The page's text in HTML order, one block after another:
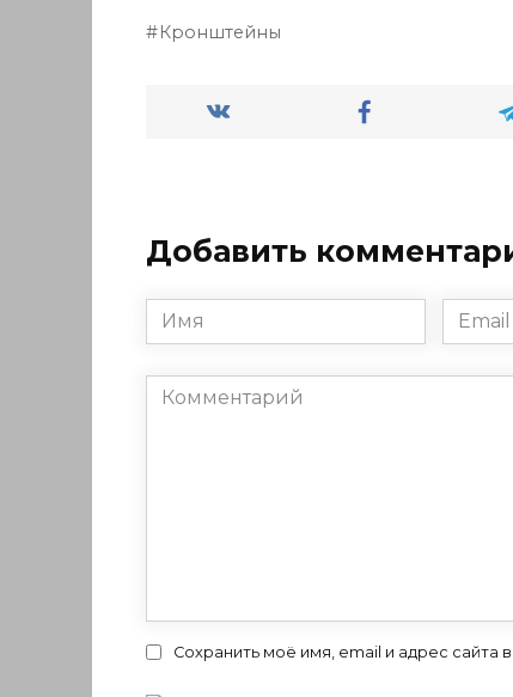
Кронштейны
Добавить
Имя
*
Email
*
Комментарий
Сохранить моё имя, email и адрес сайта